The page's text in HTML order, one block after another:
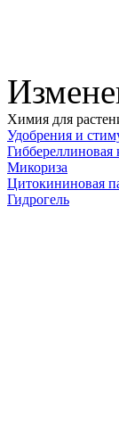
Химия для
Удобрения и
Гиббереллиновая
Микориза
Цитокининовая
Гидрогель